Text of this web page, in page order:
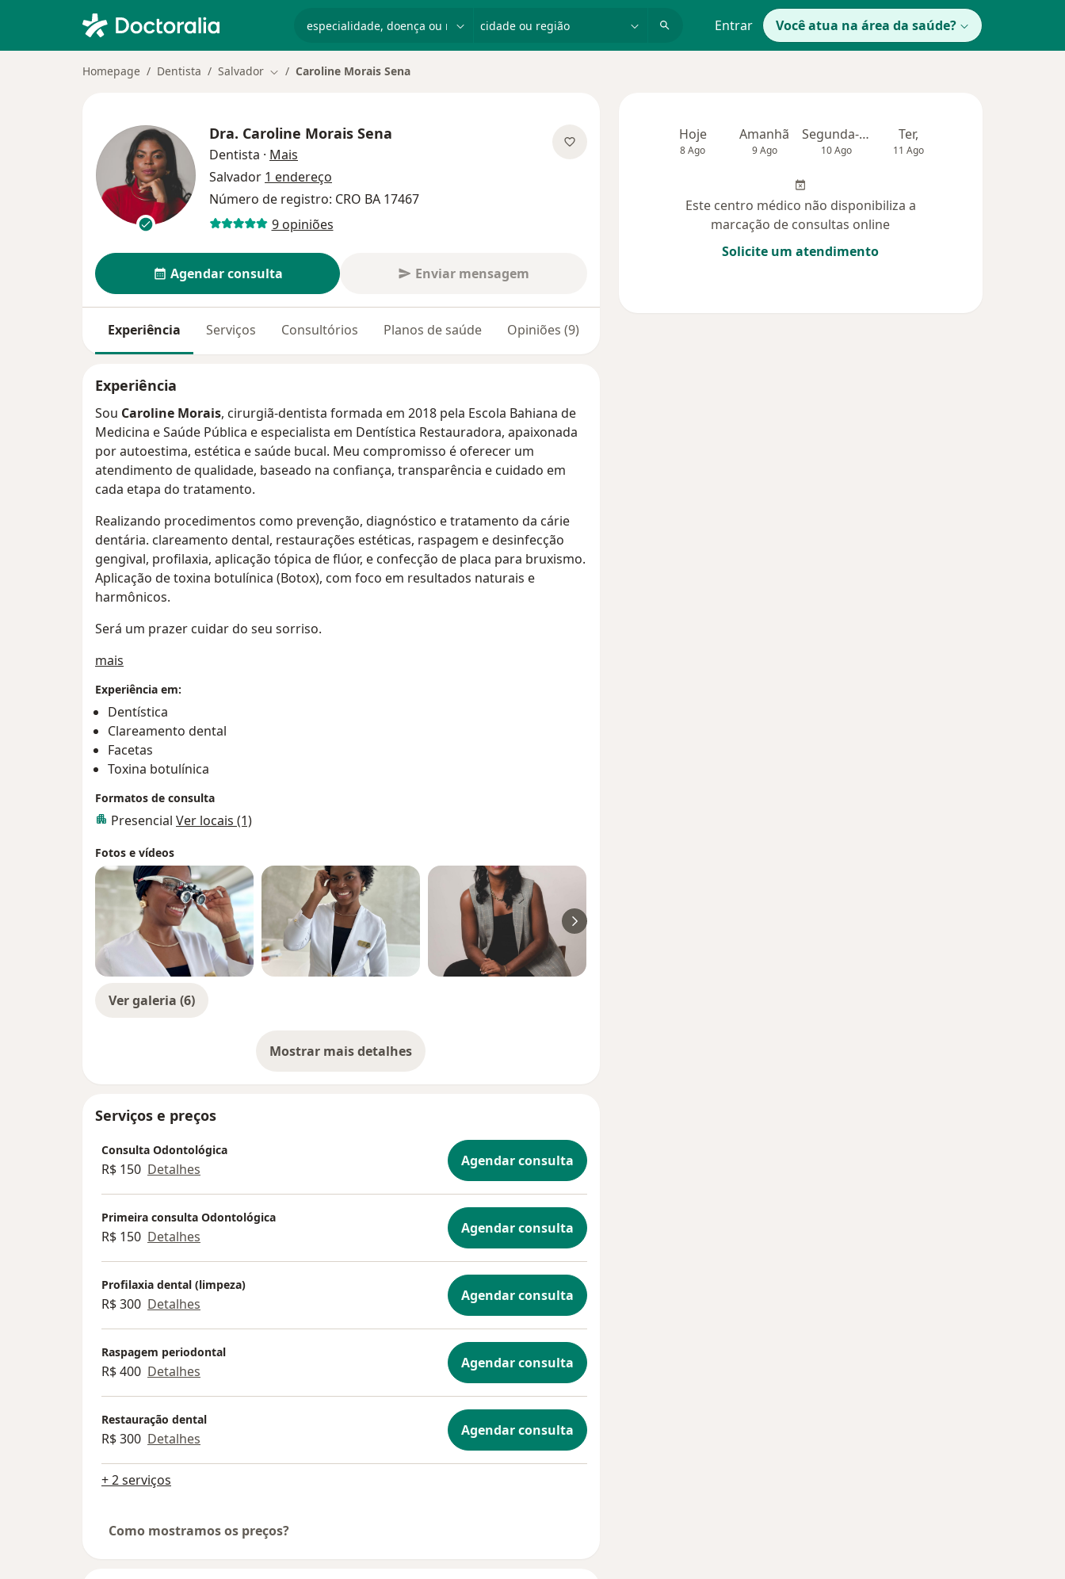
Entrar Você atua na área da saúde?
Homepage Dentista Salvador Mudar de cidade
Caroline Morais Sena
Dra. Caroline Morais Sena
Dentista · Mais
Salvador 1 endereço
Número de registro: CRO BA 17467
9 opiniões
Agendar consulta Enviar mensagem
Experiência Serviços Consultórios Planos de saúde Opiniões (9)
Experiência
Sou Caroline Morais, cirurgiã-dentista formada em 2018 pela Escola Bahiana de
Medicina e Saúde Pública e especialista em Dentística Restauradora, apaixonada
por autoestima, estética e saúde bucal. Meu compromisso é oferecer um
atendimento de qualidade, baseado na confiança, transparência e cuidado em
cada etapa do tratamento.
Realizando procedimentos como prevenção, diagnóstico e tratamento da cárie
dentária. clareamento dental, restaurações estéticas, raspagem e desinfecção
gengival, profilaxia, aplicação tópica de flúor, e confecção de placa para bruxismo.
Aplicação de toxina botulínica (Botox), com foco em resultados naturais e
harmônicos.
Será um prazer cuidar do seu sorriso.
mais
Experiência em:
Dentística
Clareamento dental
Facetas
Toxina botulínica
Formatos de consulta
Presencial Ver locais (1)
Fotos e vídeos
Ver galeria (6)
Mostrar mais detalhes
sobre a experiência
Serviços e preços
Consulta Odontológica
R$ 150 Detalhes Agendar consulta
Primeira consulta Odontológica
R$ 150 Detalhes Agendar consulta
Profilaxia dental (limpeza)
R$ 300 Detalhes Agendar consulta
Raspagem periodontal
R$ 400 Detalhes Agendar consulta
Restauração dental
R$ 300 Detalhes Agendar consulta
+ 2 serviços
Como mostramos os preços?
Hoje
8 Ago
Amanhã
9 Ago
Segunda-feira
10 Ago
Ter,
11 Ago
Este centro médico não disponibiliza a
marcação de consultas online
Solicite um atendimento